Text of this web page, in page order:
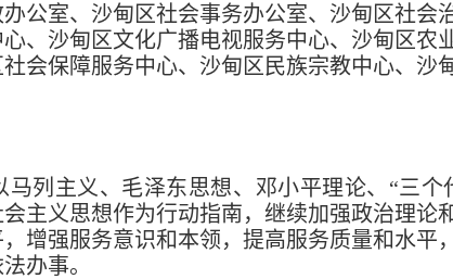
公室、沙甸区社会事务办公室、沙甸区社会
、沙甸区文化广播电视服务中心、沙甸区农
会保障服务中心、沙甸区民族宗教中心、沙
列主义、毛泽东思想、邓小平理论、 “三个
主义思想作为行动指南，继续加强政治理论
增强服务意识和本领，提高服务质量和水平
办事。